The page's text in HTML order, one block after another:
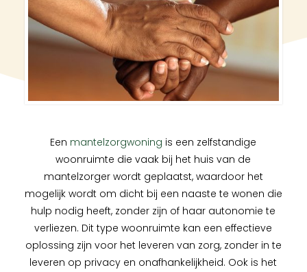
Een mantelzorgwoning is een zelfstandige
woonruimte die vaak bij het huis van de
mantelzorger wordt geplaatst, waardoor het
mogelijk wordt om dicht bij een naaste te wonen die
hulp nodig heeft, zonder zijn of haar autonomie te
verliezen. Dit type woonruimte kan een effectieve
oplossing zijn voor het leveren van zorg, zonder in te
leveren op privacy en onafhankelijkheid. Ook is het